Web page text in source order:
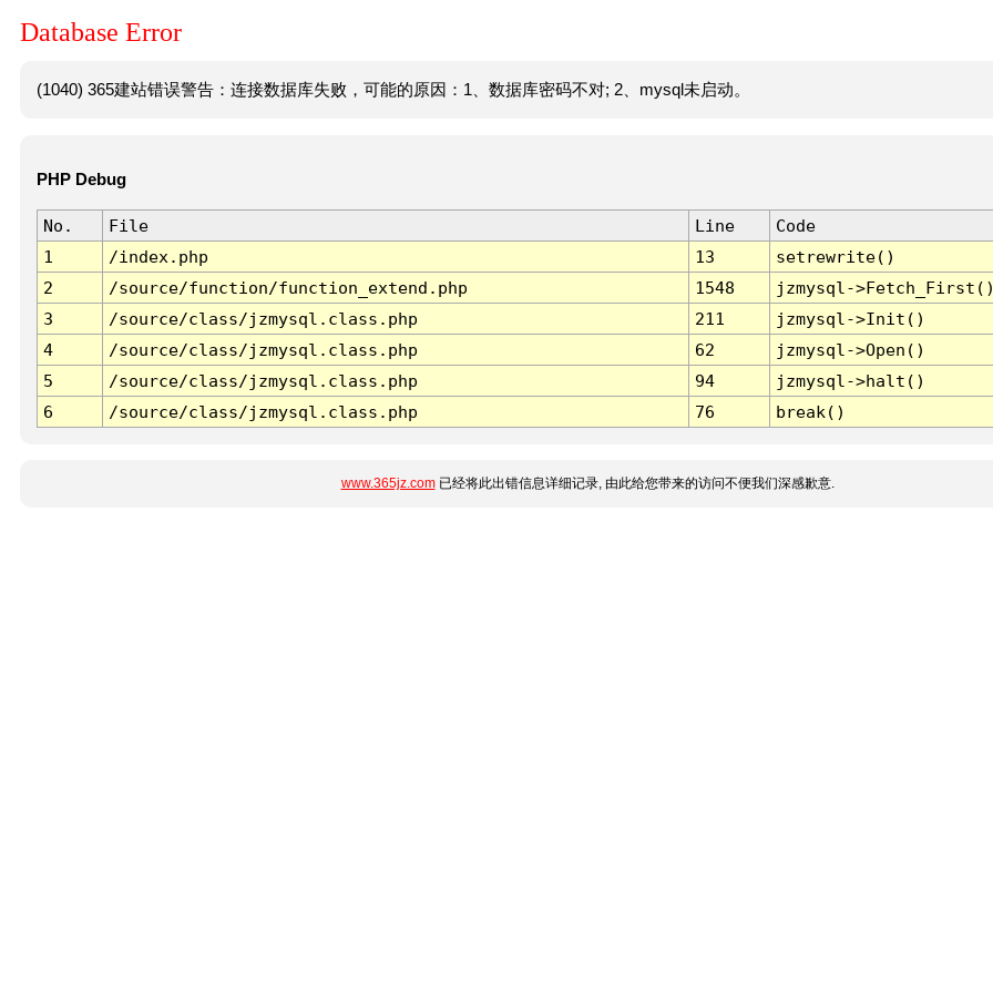
Database Error
(1040) 365建站错误警告：连接数据库失败，可能的原因：1、数据库密码不对; 2、mysql未启动。
PHP Debug
No. File Line
Code
1
/index.php 13
setrewrite()
2
/source/function/function_extend.php 1548
jzmysql-
3
/source/class/jzmysql.class.php 211
jzmysql->Init()
4
/source/class/jzmysql.class.php 62
jzmysql->Open()
5
/source/class/jzmysql.class.php 94
jzmysql->halt()
6
/source/class/jzmysql.class.php 76 break()
www.365jz.com已经将此出错信息详细记录, 由此给您带来的访问不便我们深感歉意.